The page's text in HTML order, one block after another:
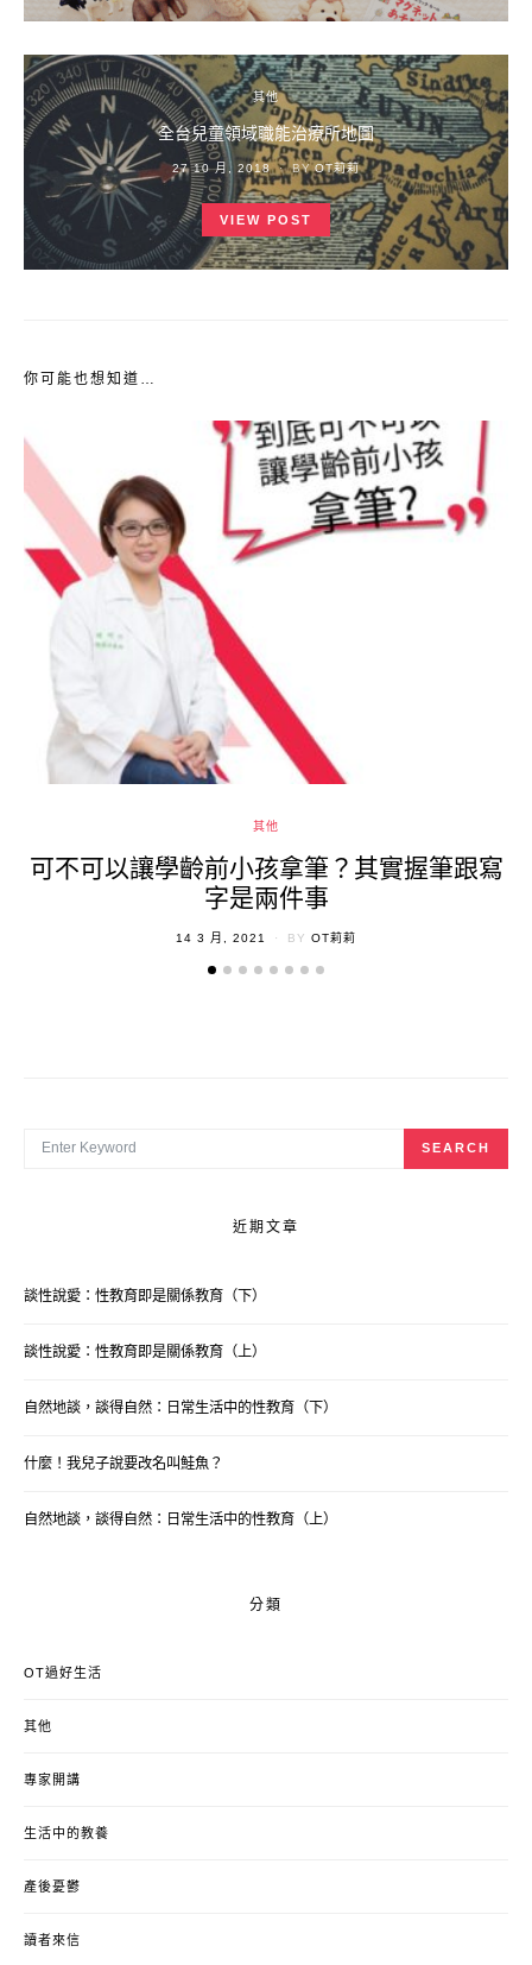
其他
全台兒童領域職能治療所地圖
POSTED
ON
27 10 月, 2018 BY OT莉莉
VIEW POST
你可能也想知道…
其他
可不可以讓學齡前小孩拿筆？其實握筆跟寫
字是兩件事
POSTED
14 3 月, 2021 BY OT莉莉
SEARCH
近期文章
談性說愛：性教育即是關係教育（下）
談性說愛：性教育即是關係教育（上）
自然地談，談得自然：日常生活中的性教育（下）
什麼！我兒子說要改名叫鮭魚？
自然地談，談得自然：日常生活中的性教育（上）
分類
OT過好生活
其他
專家開講
生活中的教養
產後憂鬱
讀者來信